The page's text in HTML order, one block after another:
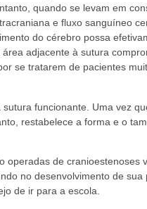
quando se levam em
e fluxo sanguíneo
do cérebro possa
adjacente à sutura
se tratarem de pacientes
funcionante. Uma vez
restabelece a forma e o
de cranioestenoses
no desenvolvimento de
de ir para a escola.